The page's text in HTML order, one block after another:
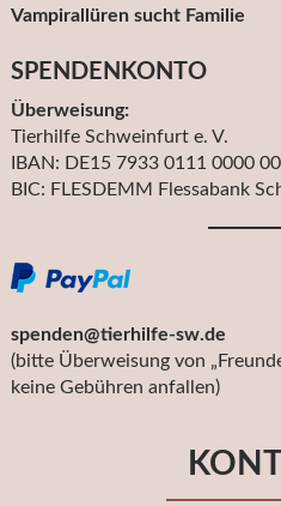
Vampirallüren sucht Familie
SPENDENKONTO
Überweisung:
Tierhilfe Schweinfurt e. V.
IBAN: DE15 7933 0111 0000
BIC: FLESDEMM Flessabank
spenden@tierhilfe-sw.de
(bitte Überweisung von
keine Gebühren anfallen)